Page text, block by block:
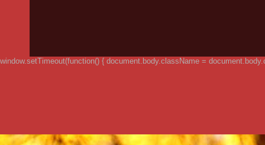
window.setTimeout(function() { document.body.className =